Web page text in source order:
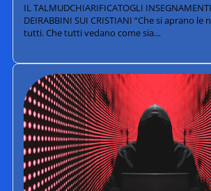
IL TALMUDCHIARIFICATOGLI INSEGNAMENTI
DEIRABBINI SUI CRISTIANI “Che si aprano
tutti. Che tutti vedano come sia…